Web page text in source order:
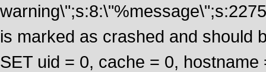
is marked as crashed and should
SET uid = 0, cache = 0,